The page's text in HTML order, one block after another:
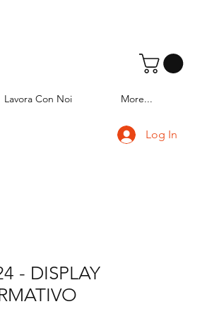
Lavora Con Noi More...
Log In
- DISPLAY